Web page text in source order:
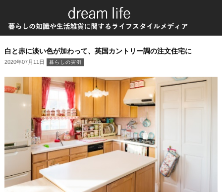
白と赤に淡い色が加わって、英国カントリー調の注文住宅に
2020年07月11日 暮らしの実例